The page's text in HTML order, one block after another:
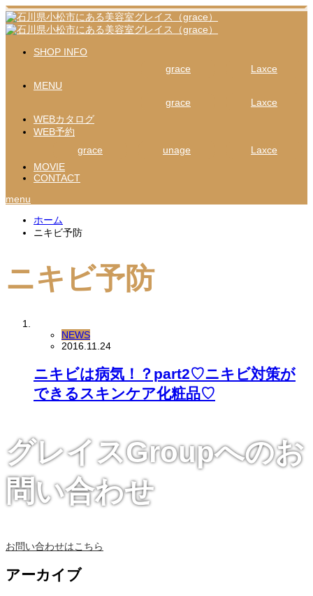
SHOP INFO
grace
Laxce
MENU
grace
Laxce
WEBカタログ
WEB予約
grace
unage
Laxce
MOVIE
CONTACT
menu
ホーム
ニキビ予防
ニキビ予防
NEWS
2016.11.24
ニキビは病気！？part2♡ニキビ対策が
できるスキンケア化粧品♡
グレイスGroupへのお
問い合わせ
お問い合わせはこちら
アーカイブ